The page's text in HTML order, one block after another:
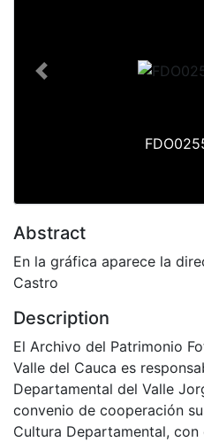
Previous
Abstract
En la gráfica aparece la
Castro
Description
El Archivo del Patrimonio
Valle del Cauca es
Departamental del Valle
convenio de cooperación
Cultura Departamental,